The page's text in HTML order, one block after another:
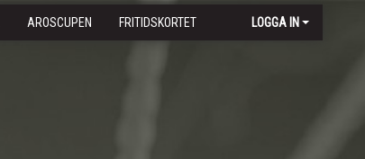
AROSCUPEN FRITIDSKORTET LOGGA IN